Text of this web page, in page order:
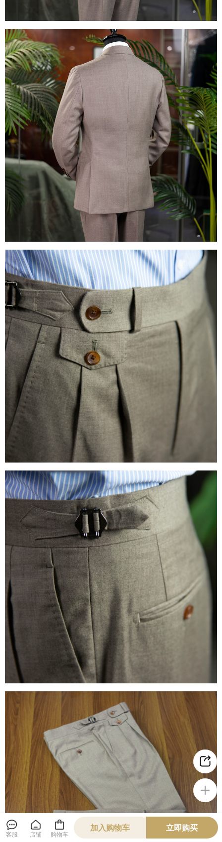
客服 店铺 购物车
加入购物车 立即购买